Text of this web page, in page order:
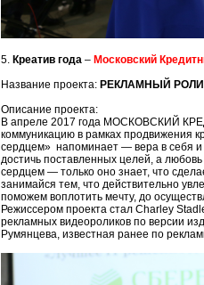
5. Креатив года– Московский
Название проекта: РЕКЛАМНЫЙ
Описание проекта:
В апреле 2017 года МОСКОВСКИЙ
коммуникацию в рамках продвижения
сердцем» напоминает — вера в себя
достичь поставленных целей, а
сердцем — только оно знает, что
занимайся тем, что действительно
поможем воплотить мечту, до
Режиссером проекта стал Charley
рекламных видеороликов по версии
Румянцева, известная ранее по